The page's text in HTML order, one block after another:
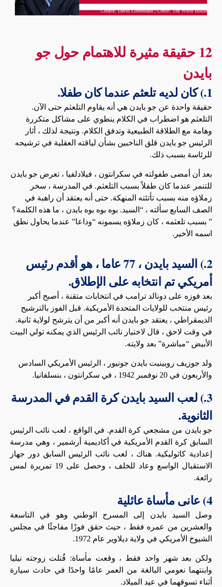
Creator: David Lienemann | Credit: The White House
12 حقيقة مثيرة للاهتمام حول جو
بايدن
1.) كان لديه تلعثم عندما كان طفلا.
حقيقة واحدة عن جو بايدن هي أنه يقاوم التلعثم حتى الآن.
التلعثم هو اضطراب في الكلام ينطوي على مشاكل متكررة
وهامة مع الطلاقة الطبيعية وتدفق الكلام. ونتيجة لذلك ، أثار
الرئيس جو بايدن قلق الناخبين بشأن لياقته العقلية في ترشيحه
للرئاسة بسبب ذلك.
بعد أن أمضى طفولته في سكرانتون ، فيلادلفيا ، تعرض جو بايدن
للتنمر عندما كان طفلاً بسبب التلعثم. في المدرسة ، سخر
زملاؤه منه بسبب تأتئته المنهكة. حتى أنه يعتقد أن راهبة في
الصف السابع سألته ، “السيد. بوه بوه بوه بايدن ، ما هذه الكلمة؟
” بسبب تلعثمه ، كان زملاؤه يسمونه “وداعا” عندما يحاول نطق
اسمه الأخير.
2.) السيد بايدن ، 77 عاما ، هو أقدم رئيس
أمريكي تم انتخابه على الإطلاق.
بعد فوزه على دونالد ترامب في انتخابات متقنة ، أصبح أكبر
رئيس منتخب للولايات المتحدة الأمريكية. قبل الفوز بالترشيح
الديمقراطي ، يعتقد جو بايدن أنه أكبر من أن يترشح لولاية ثانية.
في وقت لاحق ، قال لاختيار نائب الرئيس الذي يمكنه تولي البيت
الأبيض “مباشرة” بعد ولايته.
ولد جوزيف روبينيت بايدن جونيور ، الرئيس الأمريكي السادس
والأربعون في 20 نوفمبر 1942 ، في سكرانتون ، بنسلفانيا.
3.) لعب السيد بايدن كرة القدم في المدرسة
الثانوية.
جو بايدن من مشجعي كرة القدم. في الواقع ، لعب نائب الرئيس
السابق كرة القدم الأمريكية في أكاديمية أرشمير ، وهي مدرسة
إعدادية كاثوليكية. هناك ، لعب نائب الرئيس السابق دور جهاز
الاستقبال الواسع وعاد للخلف ، وحصل على 19 تمريرة لمس
رائعة.
4) عانى مأساة عائلية
وصل السيد بايدن إلى المسرح الوطني وهو في التاسعة
والعشرين من عمره فقط ، حيث حقق فوزًا مفاجئًا في مجلس
الشيوخ الأمريكي في ولاية ديلاوير عام 1972.
ولكن بعد شهر واحد فقط ، وقعت مأساة: قُتلت زوجته نيليا
وابنتهما نعومي البالغة من العمر عامًا واحدًا في حادث سيارة
أثناء تسوقهما في عيد الميلاد.